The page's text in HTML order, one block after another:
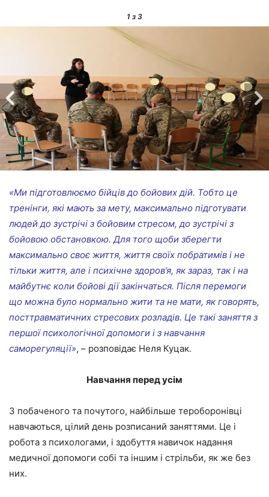
1 з 3
«Ми підготовлюємо бійців до бойових дій. Тобто це
тренінги, які мають за мету, максимально підготувати
людей до зустрічі з бойовим стресом, до зустрічі з
бойовою обстановкою. Для того щоби зберегти
максимально своє життя, життя своїх побратимів і не
тільки життя, але і психічне здоров’я, як зараз, так і на
майбутнє коли бойові дії закінчаться. Після перемоги
що можна було нормально жити та не мати, як говорять,
посттравматичних стресових розладів. Це такі заняття з
першої психологічної допомоги і з навчання
саморегуляції», – розповідає Неля Куцак.
Навчання перед усім
З побаченого та почутого, найбільше тероборонівці
навчаються, цілий день розписаний заняттями. Це і
робота з психологами, і здобуття навичок надання
медичної допомоги собі та іншим і стрільби, як же без
них.